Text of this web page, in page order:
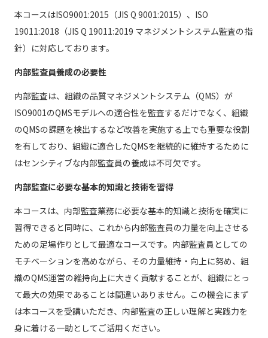
本コースはISO9001:2015（JIS Q 9001:2015）、ISO
19011:2018（JIS Q 19011:2019 マネジメントシステム監査の指
針）に対応しております。
内部監査員養成の必要性
内部監査は、組織の品質マネジメントシステム（QMS）が
ISO9001のQMSモデルへの適合性を監査するだけでなく、組織
のQMSの課題を検出するなど改善を実施する上でも重要な役割
を有しており、組織に適合したQMSを継続的に維持するために
はセンシティブな内部監査員の養成は不可欠です。
内部監査に必要な基本的知識と技術を習得
本コースは、内部監査業務に必要な基本的知識と技術を確実に
習得できると同時に、これから内部監査員の力量を向上させる
ための足場作りとして最適なコースです。内部監査員としての
モチベーションを高めながら、その力量維持・向上に努め、組
織のQMS運営の維持向上に大きく貢献することが、組織にとっ
て最大の効果であることは間違いありません。この機会にまず
は本コースを受講いただき、内部監査の正しい理解と実践力を
身に着ける一助としてご活用ください。